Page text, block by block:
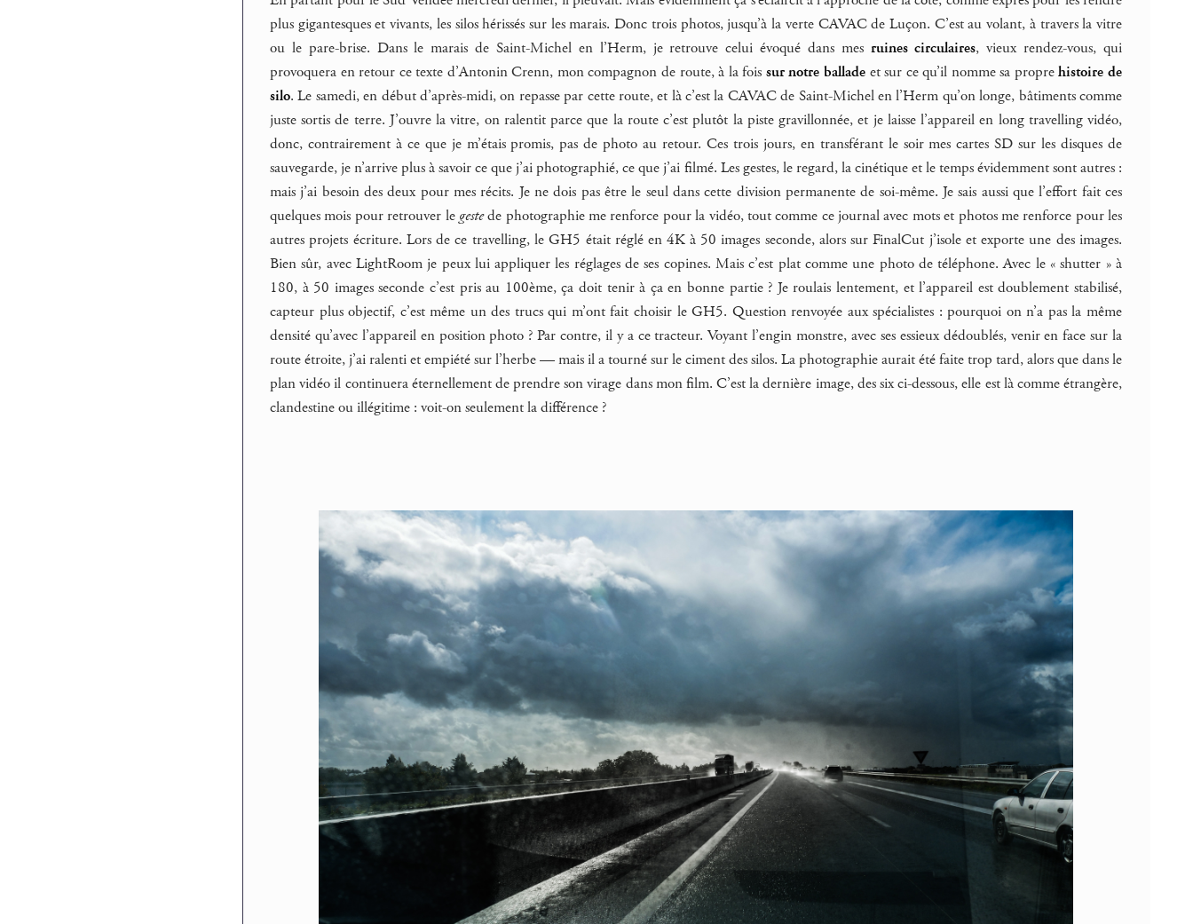
plus gigantesques et vivants, les silos hérissés sur les marais. Donc trois photos, jusqu’à la verte CAVAC de Luçon. C’est au volant, à travers la vitre
ou le pare-brise. Dans le marais de Saint-Michel en l’Herm, je retrouve celui évoqué dans mes ruines circulaires, vieux rendez-vous, qui
provoquera en retour ce texte d’Antonin Crenn, mon compagnon de route, à la fois sur notre balladeet sur ce qu’il nomme sa proprehistoire de
silo. Le samedi, en début d’après-midi, on repasse par cette route, et là c’est la CAVAC de Saint-Michel en l’Herm qu’on longe, bâtiments comme
juste sortis de terre. J’ouvre la vitre, on ralentit parce que la route c’est plutôt la piste gravillonnée, et je laisse l’appareil en long travelling vidéo,
donc, contrairement à ce que je m’étais promis, pas de photo au retour. Ces trois jours, en transférant le soir mes cartes SD sur les disques de
sauvegarde, je n’arrive plus à savoir ce que j’ai photographié, ce que j’ai filmé. Les gestes, le regard, la cinétique et le temps évidemment sont autres :
mais j’ai besoin des deux pour mes récits. Je ne dois pas être le seul dans cette division permanente de soi-même. Je sais aussi que l’effort fait ces
quelques mois pour retrouver le gestede photographie me renforce pour la vidéo, tout comme ce journal avec mots et photos me renforce pour les
autres projets écriture. Lors de ce travelling, le GH5 était réglé en 4K à 50 images seconde, alors sur FinalCut j’isole et exporte une des images.
Bien sûr, avec LightRoom je peux lui appliquer les réglages de ses copines. Mais c’est plat comme une photo de téléphone. Avec le « shutter » à
180, à 50 images seconde c’est pris au 100ème, ça doit tenir à ça en bonne partie ? Je roulais lentement, et l’appareil est doublement stabilisé,
capteur plus objectif, c’est même un des trucs qui m’ont fait choisir le GH5. Question renvoyée aux spécialistes : pourquoi on n’a pas la même
densité qu’avec l’appareil en position photo ? Par contre, il y a ce tracteur. Voyant l’engin monstre, avec ses essieux dédoublés, venir en face sur la
route étroite, j’ai ralenti et empiété sur l’herbe — mais il a tourné sur le ciment des silos. La photographie aurait été faite trop tard, alors que dans le
plan vidéo il continuera éternellement de prendre son virage dans mon film. C’est la dernière image, des six ci-dessous, elle est là comme étrangère,
clandestine ou illégitime : voit-on seulement la différence ?